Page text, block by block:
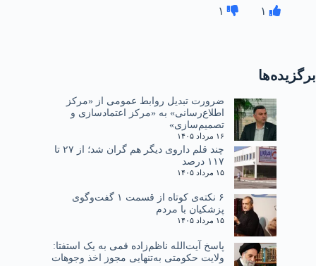
۱ ۱
برگزیده‌ها
ضرورت تبدیل روابط عمومی از «مرکز
اطلاع‌رسانی» به «مرکز اعتمادسازی و
تصمیم‌سازی»
۱۶ مرداد ۱۴۰۵
چند قلم داروی دیگر هم گران شد؛ از ۲۷ تا
۱۱۷ درصد
۱۵ مرداد ۱۴۰۵
۶ نکته‌ی کوتاه از قسمت ۱ گفت‌وگوی
پزشکیان با مردم
۱۵ مرداد ۱۴۰۵
پاسخ آیت‌الله ناظم‌زاده قمی به یک استفتا:
ولایت حکومتی به‌تنهایی مجوز اخذ وجوهات